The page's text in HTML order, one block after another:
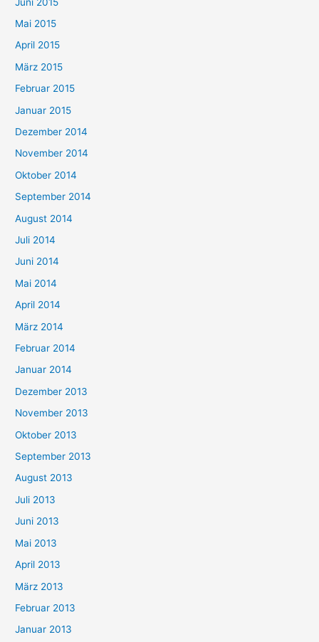
Mai 2015
April 2015
März 2015
Februar 2015
Januar 2015
Dezember 2014
November 2014
Oktober 2014
September 2014
August 2014
Juli 2014
Juni 2014
Mai 2014
April 2014
März 2014
Februar 2014
Januar 2014
Dezember 2013
November 2013
Oktober 2013
September 2013
August 2013
Juli 2013
Juni 2013
Mai 2013
April 2013
März 2013
Februar 2013
Januar 2013